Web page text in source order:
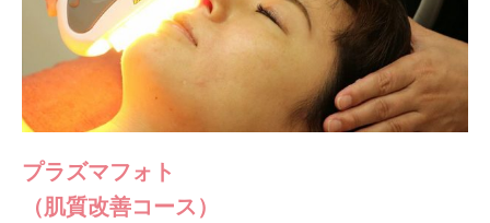
プラズマフォト
（肌質改善コース）